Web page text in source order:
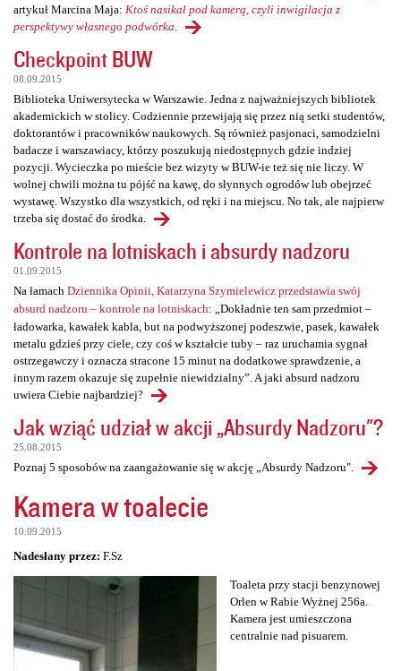
artykuł Marcina Maja: Ktoś nasikał pod kamerą, czyli inwigilacja z
perspektywy własnego podwórka
Checkpoint BUW
08.09.2015
Biblioteka Uniwersytecka w Warszawie. Jedna z najważniejszych bibliotek
akademickich w stolicy. Codziennie przewijają się przez nią setki studentów,
doktorantów i pracowników naukowych. Są również pasjonaci, samodzielni
badacze i warszawiacy, którzy poszukują niedostępnych gdzie indziej
pozycji. Wycieczka po mieście bez wizyty w BUW-ie też się nie liczy. W
wolnej chwili można tu pójść na kawę, do słynnych ogrodów lub obejrzeć
wystawę. Wszystko dla wszystkich, od ręki i na miejscu. No tak, ale najpierw
trzeba się dostać do środka.
Kontrole na lotniskach i absurdy nadzoru
01.09.2015
Na łamach Dziennika Opinii, Katarzyna Szymielewicz przedstawia swój
absurd nadzoru – kontrole na lotniskach: „Dokładnie ten sam przedmiot –
ładowarka, kawałek kabla, but na podwyższonej podeszwie, pasek, kawałek
metalu gdzieś przy ciele, czy coś w kształcie tuby – raz uruchamia sygnał
ostrzegawczy i oznacza stracone 15 minut na dodatkowe sprawdzenie, a
innym razem okazuje się zupełnie niewidzialny”. A jaki absurd nadzoru
uwiera Ciebie najbardziej?
Jak wziąć udział w akcji „Absurdy Nadzoru"?
25.08.2015
Poznaj 5 sposobów na zaangażowanie się w akcję „Absurdy Nadzoru".
Kamera w toalecie
10.09.2015
Nadesłany przez: F.Sz
Toaleta przy stacji benzynowej
Orlen w Rabie Wyżnej 256a.
Kamera jest umieszczona
centralnie nad pisuarem.